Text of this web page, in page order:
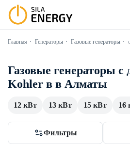
Главная Генераторы Газовые генераторы
Газовые генераторы с
Kohler в в Алматы
12 кВт 13 кВт 15 кВт 16
Фильтры